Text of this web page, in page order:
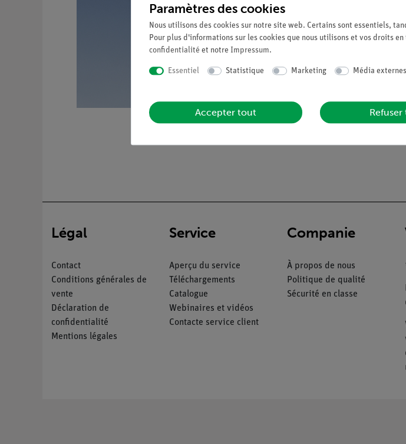
Légal
Contact
Conditions générales de
vente
Déclaration de
confidentialité
Mentions légales
Service
Aperçu du service
Téléchargements
Catalogue
Webinaires et vidéos
Contacte service client
Companie
À propos de nous
Politique de qualité
Sécurité en classe
Paramètres des cookies
Nous utilisons des cookies sur notre site web. Certains sont essentiels,
Pour plus d'informations sur les cookies que nous utilisons et vos droits
confidentialité et notre Impressum.
Essentiel Statistique Marketing Média externes
Accepter tout